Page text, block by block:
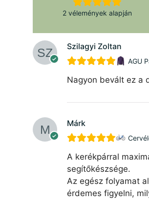
2 vélemények alapján
Szilagyi Zoltan
AGU
Nagyon bevált ez a
Márk
A kerékpárral
segítőkészsége.
Az egész folyamat
érdemes figyelni,